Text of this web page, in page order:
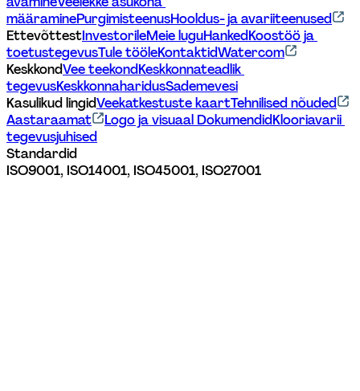
määraminePurgimisteenusHooldus- ja avariiteenused
EttevõttestInvestorileMeie luguHankedKoostöö ja
toetustegevusTule tööleKontaktidWatercom
KeskkondVee teekondKeskkonnateadlik
tegevusKeskkonnaharidusSademevesi
Kasulikud lingidVeekatkestuste kaartTehnilised nõuded
Aastaraamat
Logo ja visuaal DokumendidKlooriavarii
tegevusjuhised
Standardid
ISO9001, ISO14001, ISO45001, ISO27001